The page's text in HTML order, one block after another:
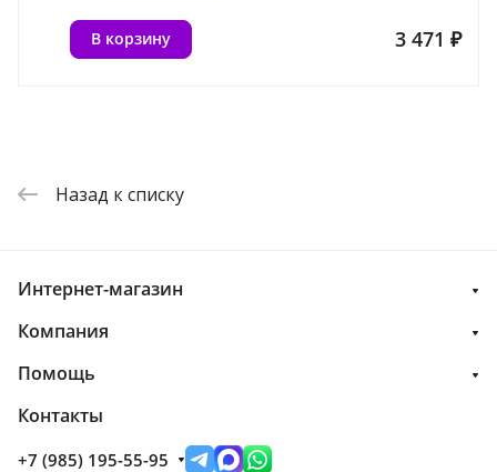
3 471 ₽
В корзину
Назад к списку
Интернет-магазин
Компания
Помощь
Контакты
+7 (985) 195-55-95